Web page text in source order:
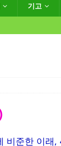
기고
거점으로” 한인소
비준한 이래,